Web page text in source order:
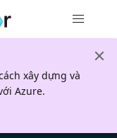
xây dựng và
Azure.